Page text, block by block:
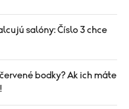
salóny: Číslo 3 chce
bodky? Ak ich máte